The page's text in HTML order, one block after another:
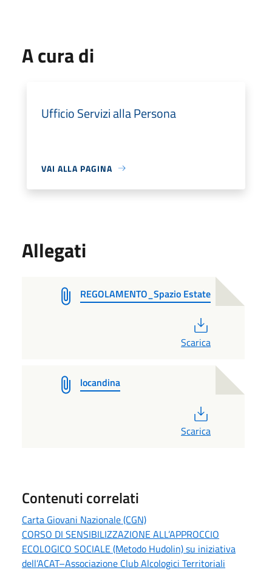
A cura di
Ufficio Servizi alla Persona
VAI ALLA PAGINA
Allegati
REGOLAMENTO_Spazio Estate
Scarica
locandina
Scarica
Contenuti correlati
Carta Giovani Nazionale (CGN)
CORSO DI SENSIBILIZZAZIONE ALL’APPROCCIO
ECOLOGICO SOCIALE (Metodo Hudolin) su iniziativa
dell’ACAT–Associazione Club Alcologici Territoriali